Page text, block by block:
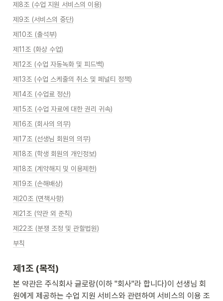
제8조 (수업 지원 서비스의 이용)
제9조 (서비스의 중단)
제10조 (출석부)
제11조 (화상 수업)
제12조 (수업 자동녹화 및 피드백)
제13조 (수업 스케줄의 취소 및 페널티 정책)
제14조 (수업료 정산)
제15조 (수업 자료에 대한 권리 귀속)
제16조 (회사의 의무)
제17조 (선생님 회원의 의무)
제18조 (학생 회원의 개인정보)
제18조 (계약해지 및 이용제한)
제19조 (손해배상)
제20조 (면책사항)
제21조 (약관 외 준칙)
제22조 (분쟁 조정 및 관할법원)
부칙
제1조 (목적)
본 약관은 주식회사 글로랑(이하 "회사"라 합니다)이 선생님 회
원에게 제공하는 수업 지원 서비스와 관련하여 서비스의 이용 조